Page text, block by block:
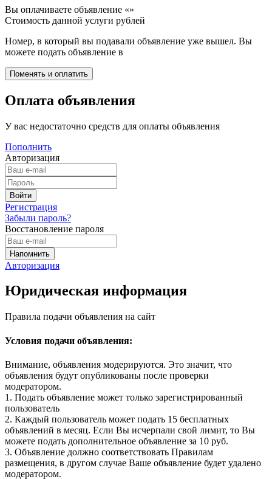
Вы оплачиваете объявление «»
Стоимость данной услуги рублей
Номер, в который вы подавали объявление уже вышел. Вы
можете подать объявление в
Оплата объявления
У вас недостаточно средств для оплаты объявления
Пополнить
Авторизация
Регистрация
Забыли пароль?
Восстановление пароля
Авторизация
Юридическая информация
Правила подачи объявления на сайт
Условия подачи объявления:
Внимание, объявления модерируются. Это значит, что
объявления будут опубликованы после проверки
модератором.
1. Подать объявление может только зарегистрированный
пользователь
2. Каждый пользователь может подать 15 бесплатных
объявлений в месяц. Если Вы исчерпали свой лимит, то Вы
можете подать дополнительное объявление за 10 руб.
3. Объявление должно соответствовать Правилам
размещения, в другом случае Ваше объявление будет удалено
модератором.